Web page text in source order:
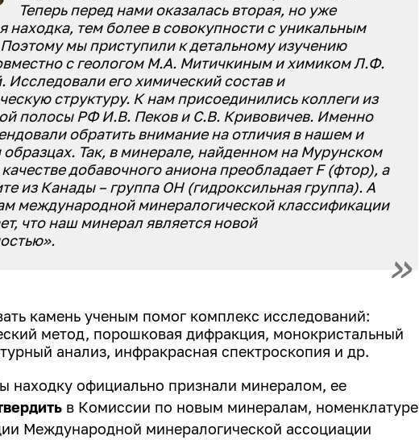
Теперь перед нами оказалась вторая, но уже
находка, тем более в совокупности с уникальным
мы приступили к детальному изучению
с геологом М.А. Митичкиным и химиком Л.Ф.
Исследовали его химический состав и
структуру. К нам присоединились коллеги из
полосы РФ И.В. Пеков и С.В. Кривовичев. Именно
обратить внимание на отличия в нашем и
образцах. Так, в минерале, найденном на Мурунском
добавочного аниона преобладает F (фтор), а
из Канады – группа OH (гидроксильная группа). А
международной минералогической классификации
что наш минерал является новой
камень ученым помог комплекс исследований:
метод, порошковая дифракция, монокристальный
анализ, инфракрасная спектроскопия и др.
находку официально признали минералом, ее
в Комиссии по новым минералам, номенклатуре
Международной минералогической ассоциации